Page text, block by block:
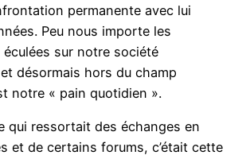
permanente avec lui
Peu nous importe les
sur notre société
désormais hors du champ
notre « pain quotidien ».
qui ressortait des échanges en
et de certains forums, c’était cette